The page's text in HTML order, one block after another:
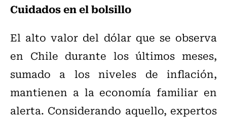
Cuidados en el bolsillo
El alto valor del dólar que se observa
en Chile durante los últimos meses,
sumado a los niveles de inflación,
mantienen a la economía familiar en
alerta. Considerando aquello, expertos